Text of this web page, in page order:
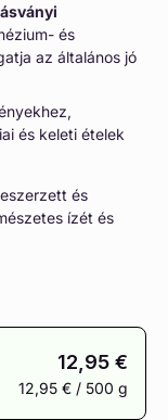
és
az általános jó
és keleti ételek
és
ízét és
12,95 €
12,95 € / 500 g